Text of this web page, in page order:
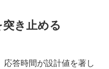
き止める
答時間が設計値を著し